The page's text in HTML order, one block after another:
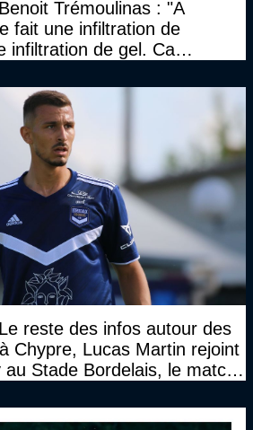
Trémoulinas : "A
fait une infiltration de
infiltration de gel. Ca
reste des infos autour des
Chypre, Lucas Martin rejoint
au Stade Bordelais, le match